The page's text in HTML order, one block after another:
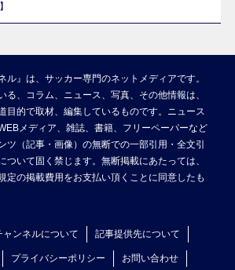
ル』は、サッカー専門のネットメディアです。
る、コラム、ニュース、写真、その他情報は、
目的で取材、編集しているものです。ニュース
メディア、雑誌、書籍、フリーペーパーなど
ツ（記事・画像）の無断での一部引用・全文引
ついて固く禁じます。無断掲載にあたっては、
定の掲載費用をお支払い頂くことに同意したも
ャンネルについて 記事提供先について
プライバシーポリシー お問い合わせ